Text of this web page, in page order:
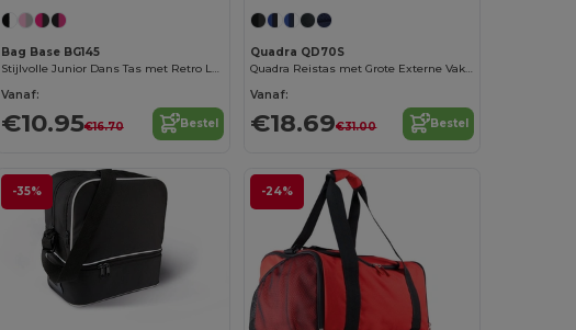
Bag Base BG145
Stijlvolle Junior Dans Tas met Retro Look
Vanaf:
€10.95€16.70 Bestel
Quadra QD70S
Quadra Reistas met Grote Externe Vakken
Vanaf:
€18.69€31.00 Bestel
-35% -24%